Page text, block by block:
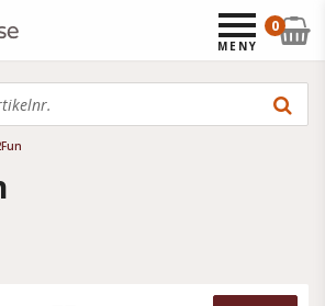
0
MENY